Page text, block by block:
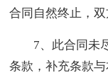
合同自然终止，双
7、此合同未尽
条款，补充条款